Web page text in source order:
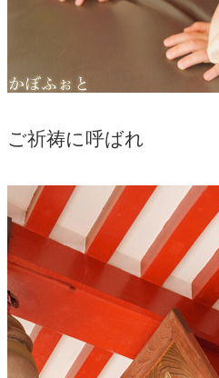
ご祈祷に呼ばれ